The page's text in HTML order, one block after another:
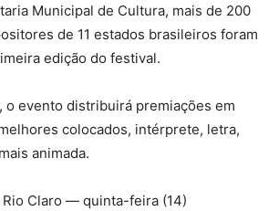
Municipal de Cultura, mais de 200
de 11 estados brasileiros foram
edição do festival.
o evento distribuirá premiações em
colocados, intérprete, letra,
animada.
Claro — quinta-feira (14)